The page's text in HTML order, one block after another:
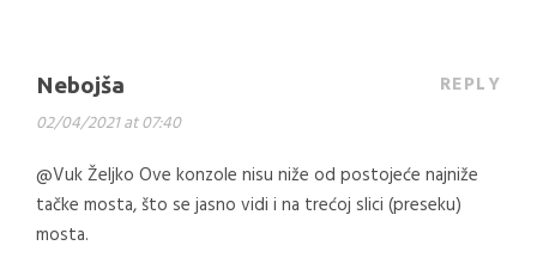
Nebojša
02/04/2021 at 07:40
REPLY
@Vuk Željko Ove konzole nisu niže od postojeće najniže
tačke mosta, što se jasno vidi i na trećoj slici (preseku)
mosta.